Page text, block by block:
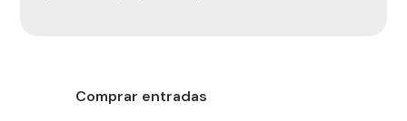
Comprar entradas